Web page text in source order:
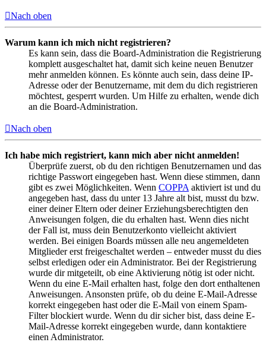
Nach oben
Warum kann ich mich nicht registrieren?
Es kann sein, dass die Board-Administration die Registrierung
komplett ausgeschaltet hat, damit sich keine neuen Benutzer
mehr anmelden können. Es könnte auch sein, dass deine IP-
Adresse oder der Benutzername, mit dem du dich registrieren
möchtest, gesperrt wurden. Um Hilfe zu erhalten, wende dich
an die Board-Administration.
Nach oben
Ich habe mich registriert, kann mich aber nicht anmelden!
Überprüfe zuerst, ob du den richtigen Benutzernamen und das
richtige Passwort eingegeben hast. Wenn diese stimmen, dann
gibt es zwei Möglichkeiten. Wenn COPPA aktiviert ist und du
angegeben hast, dass du unter 13 Jahre alt bist, musst du bzw.
einer deiner Eltern oder deiner Erziehungsberechtigten den
Anweisungen folgen, die du erhalten hast. Wenn dies nicht
der Fall ist, muss dein Benutzerkonto vielleicht aktiviert
werden. Bei einigen Boards müssen alle neu angemeldeten
Mitglieder erst freigeschaltet werden – entweder musst du dies
selbst erledigen oder ein Administrator. Bei der Registrierung
wurde dir mitgeteilt, ob eine Aktivierung nötig ist oder nicht.
Wenn du eine E-Mail erhalten hast, folge den dort enthaltenen
Anweisungen. Ansonsten prüfe, ob du deine E-Mail-Adresse
korrekt eingegeben hast oder die E-Mail von einem Spam-
Filter blockiert wurde. Wenn du dir sicher bist, dass deine E-
Mail-Adresse korrekt eingegeben wurde, dann kontaktiere
einen Administrator.